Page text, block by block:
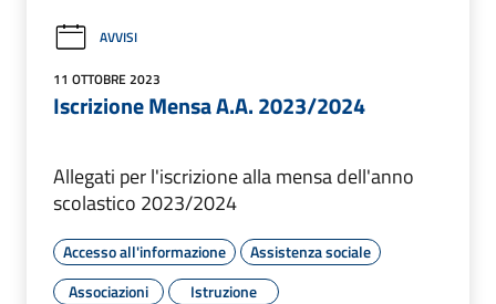
AVVISI
11 OTTOBRE 2023
Iscrizione Mensa A.A. 2023/2024
Allegati per l'iscrizione alla mensa dell'anno
scolastico 2023/2024
Accesso all'informazione
Assistenza sociale
Associazioni
Istruzione